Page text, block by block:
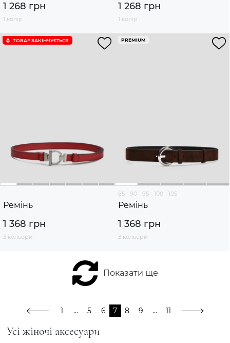
Усі жіночі аксесуари
1 268 грн
1 колір
1 268 грн
1 колір
ТОВАР ЗАКІНЧУЄTЬСЯ
Ремінь
1 368 грн
3 кольори
PREMIUM
85 90 95 100 105
Ремінь
1 368 грн
3 кольори
Показати ще
1 ... 5 6 7 8 9 ... 11